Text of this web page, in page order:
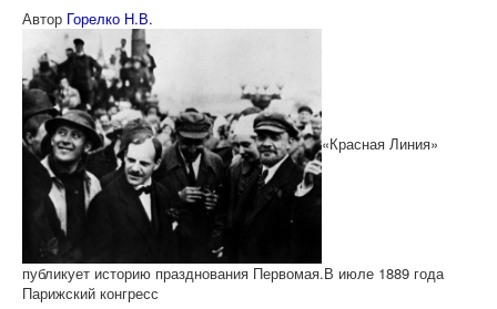
Автор Горелко Н.В.
«Красная Линия»
публикует историю празднования Первомая.В июле 1889 года
Парижский конгресс